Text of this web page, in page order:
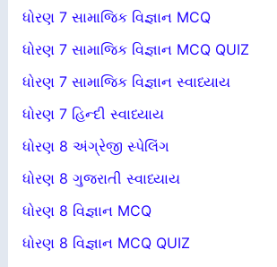
ધોરણ 7 સામાજિક વિજ્ઞાન MCQ
ધોરણ 7 સામાજિક વિજ્ઞાન MCQ QUIZ
ધોરણ 7 સામાજિક વિજ્ઞાન સ્વાધ્યાય
ધોરણ 7 હિન્દી સ્વાધ્યાય
ધોરણ 8 અંગ્રેજી સ્પેલિંગ
ધોરણ 8 ગુજરાતી સ્વાધ્યાય
ધોરણ 8 વિજ્ઞાન MCQ
ધોરણ 8 વિજ્ઞાન MCQ QUIZ